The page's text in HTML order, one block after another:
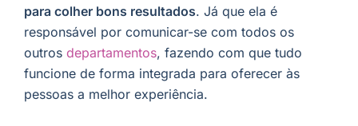
para colher bons resultados. Já que ela é
responsável por comunicar-se com todos os
outros departamentos, fazendo com que tudo
funcione de forma integrada para oferecer às
pessoas a melhor experiência.